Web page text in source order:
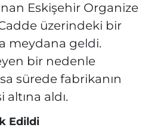
Eskişehir Organize
üzerindeki bir
meydana geldi.
bir nedenle
sürede fabrikanın
aldı.
Edildi